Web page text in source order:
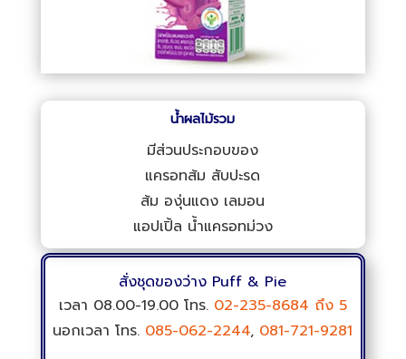
น้ำผลไม้รวม
มีส่วนประกอบของ
แครอทส้ม สับปะรด
ส้ม องุ่นแดง เลมอน
แอปเปิ้ล น้ำแครอทม่วง
สั่งชุดของว่าง Puff & Pie
เวลา 08.00-19.00 โทร. 02-235-8684 ถึง 5
นอกเวลา โทร. 085-062-2244, 081-721-9281